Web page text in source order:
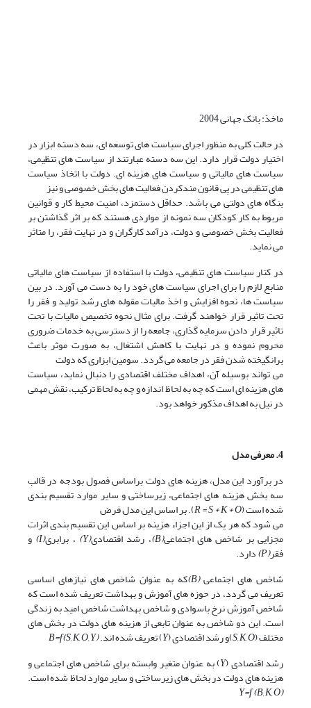
ماخذ: بانک جهانی 2004
در حالت کلی به منظور اجرای سیاست های توسعه ای، سه دسته ابزار در
اختیار دولت قرار دارد. این سه دسته عبارتند از سیاست های تنظیمی،
سیاست های مالیاتی و سیاست های هزینه ای. دولت با اتخاذ سیاست
های تنظیمی در پی قانون مندکردن فعالیت های بخش خصوصی و نیز
بنگاه های دولتی می باشد. حداقل دستمزد، امنیت محیط کار و قوانین
مربوط به کار کودکان سه نمونه از مواردی هستند که بر اثر گذاشتن بر
فعالیت بخش خصوصی و دولت، درآمد کارگران و در نهایت فقر، را متاثر
می نماید.
در کنار سیاست های تنظیمی، دولت با استفاده از سیاست های مالیاتی
منابع لازم را برای اجرای سیاست های خود را به دست می آورد. در بین
سیاست ها، نحوه افزایش و اخذ مالیات مقوله های رشد تولید و فقر را
تحت تاثیر قرار خواهند گرفت. برای مثال نحوه تخصیص مالیات با تحت
تاثیر قرار دادن سرمایه گذاری، جامعه را از دسترسی به خدمات ضروری
محروم نموده و در نهایت با کاهش اشتغال، به صورت موثر باعث
برانگیخته شدن فقر در جامعه می گردد. سومین ابزاری که دولت
می تواند بوسیله آن، اهداف مختلف اقتصادی را دنبال نماید، سیاست
های هزینه ای است که چه به لحاظ اندازه و چه به لحاظ ترکیب، نقش مهمی
در نیل به اهداف مذکور خواهد بود.
4. معرفی مدل
در برآورد این مدل، هزینه های دولت براساس فصول بودجه در قالب
سه بخش هزینه های اجتماعی، زیرساختی و سایر موارد تقسیم بندی
شده است (R = S + K + O). بر اساس این مدل فرض
می شود که هر یک از این اجزاء هزینه بر اساس این تقسیم بندی اثرات
مجزایی بر شاخص های اجتماعی(B) ، رشد اقتصادی(Y) ، برابری(I) و
فقر(P)
دارد.
شاخص های اجتماعی(B) که به عنوان شاخص های نیازهای اساسی
تعریف می گردد، در حوزه های آموزش و بهداشت تعریف شده است که
شاخص آموزش نرخ باسوادی و شاخص بهداشت شاخص امید به زندگی
است. این دو شاخص به عنوان تابعی از هزینه های دولت در بخش های
مختلف (S, K, O)و رشد اقتصادی (Y) تعریف شده اند.B=f(S, K, O, Y)
رشد اقتصادی (Y) به عنوان متغیر وابسته برای شاخص های اجتماعی و
هزینه های دولت در بخش های زیرساختی و سایر موارد لحاظ شده است.
Y=f (B, K, O)